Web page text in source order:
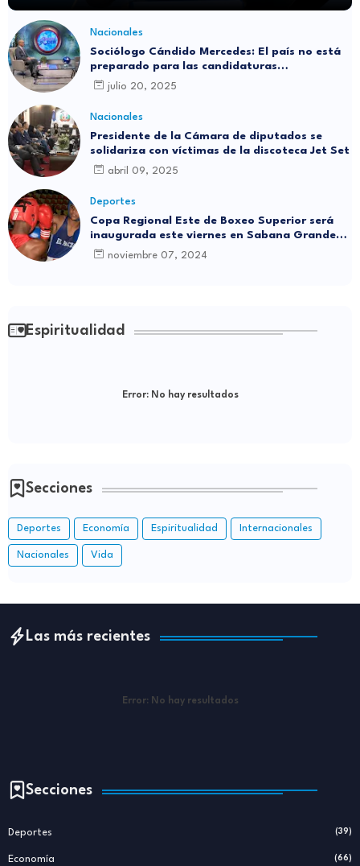
Nacionales
Sociólogo Cándido Mercedes: El país no está
preparado para las candidaturas
independientes
julio 20, 2025
Nacionales
Presidente de la Cámara de diputados se
solidariza con víctimas de la discoteca Jet Set
abril 09, 2025
Deportes
Copa Regional Este de Boxeo Superior será
inaugurada este viernes en Sabana Grande
de Boyá
noviembre 07, 2024
Espiritualidad
Error:No hay resultados
Secciones
Deportes Economía Espiritualidad Internacionales
Nacionales Vida
Las más recientes
Error: No hay resultados
Secciones
Deportes (39)
Economía (66)